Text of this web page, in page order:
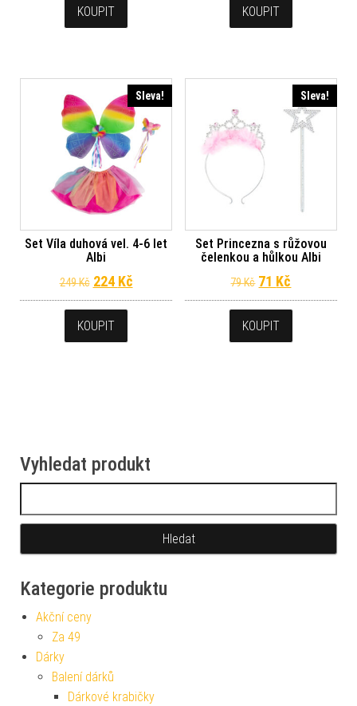
KOUPIT KOUPIT
Sleva!
Set Víla duhová vel. 4-6 let
Albi
249Kč Původní cena byla: 249 Kč.
224 KčAktuální cena je: 224 Kč.
KOUPIT
Sleva!
Set Princezna s růžovou
čelenkou a hůlkou Albi
79Kč Původní cena
71 Kč
KOUPIT
Vyhledat produkt
Kategorie produktu
Akční ceny
Za 49
Dárky
Balení dárků
Dárkové krabičky